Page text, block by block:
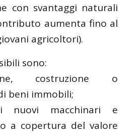
con svantaggi naturali
aumenta fino al
agricoltori).
sono:
costruzione o
beni immobili;
nuovi macchinari e
a copertura del valore